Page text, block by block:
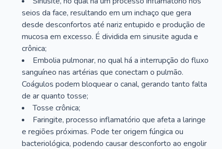
seios da face, resultando em um inchaço que gera
desde desconfortos até nariz entupido e produção de
mucosa em excesso. É dividida em sinusite aguda e
crônica;
Embolia pulmonar, no qual há a interrupção do fluxo
sanguíneo nas artérias que conectam o pulmão.
Coágulos podem bloquear o canal, gerando tanto falta
de ar quanto tosse;
Tosse crônica;
Faringite, processo inflamatório que afeta a laringe
e regiões próximas. Pode ter origem fúngica ou
bacteriológica, podendo causar desconforto ao engolir